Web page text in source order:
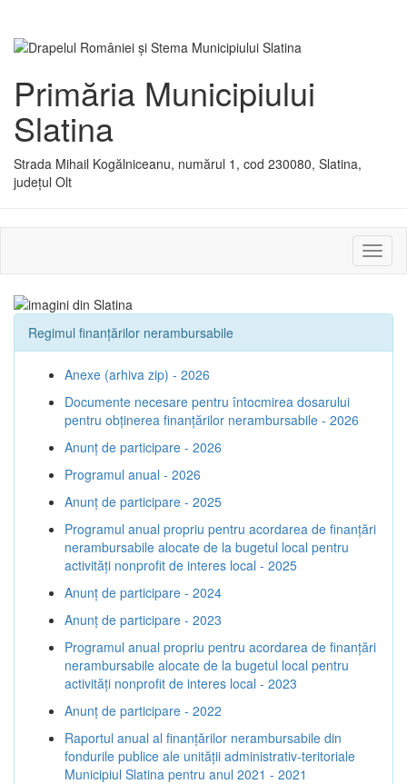
Primăria Municipiului
Slatina
Strada Mihail Kogălniceanu, numărul 1, cod 230080, Slatina,
județul Olt
sau
Regimul finanțărilor nerambursabile
Anexe (arhiva zip) - 2026
Documente necesare pentru întocmirea dosarului
pentru obținerea finanțărilor nerambursabile - 2026
Anunț de participare - 2026
Programul anual - 2026
Anunț de participare - 2025
Programul anual propriu pentru acordarea de finanţări
nerambursabile alocate de la bugetul local pentru
activităţi nonprofit de interes local - 2025
Anunț de participare - 2024
Anunț de participare - 2023
Programul anual propriu pentru acordarea de finanţări
nerambursabile alocate de la bugetul local pentru
activităţi nonprofit de interes local - 2023
Anunț de participare - 2022
Raportul anual al finanțărilor nerambursabile din
fondurile publice ale unității administrativ-teritoriale
Municipiul Slatina pentru anul 2021 - 2021